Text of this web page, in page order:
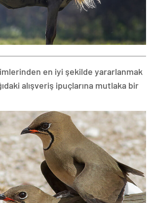
en iyi şekilde yararlanmak
alışveriş ipuçlarına mutlaka bir